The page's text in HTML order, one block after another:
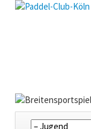
Navigation